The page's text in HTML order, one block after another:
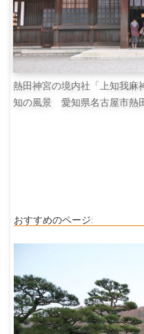
熱田神宮の境内社「上知我
知の風景 愛知県名古屋市熱
おすすめのページ: